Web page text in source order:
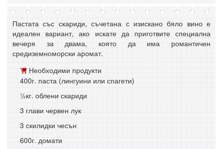
Пастата със скариди, съчетана с изискано бяло вино е
идеален вариант, ако искате да приготвите специална
вечеря за двама, която да има романтичен
средиземноморски аромат.
Необходими продукти
400г. паста (лингуини или спагети)
½кг. облени скариди
3 глави червен лук
3 скилидки чесън
600г. домати